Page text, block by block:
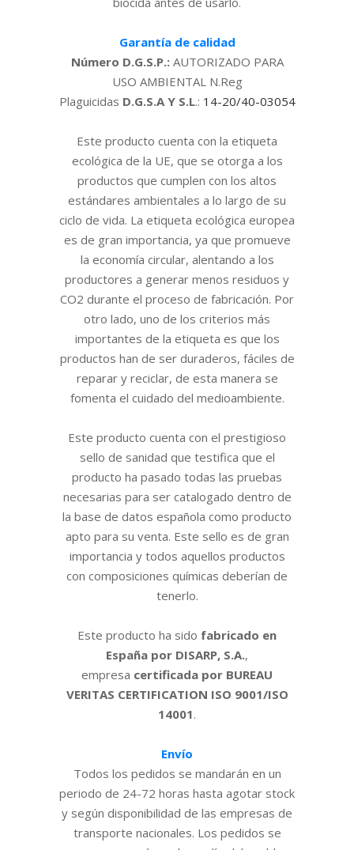
Garantía de calidad
Número D.G.S.P.:AUTORIZADO PARA
USO AMBIENTAL N.Reg
Plaguicidas D.G.S.A Y S.L.: 14-20/40-03054
Este producto cuenta con la etiqueta
ecológica de la UE, que se otorga a los
productos que cumplen con los altos
estándares ambientales a lo largo de su
ciclo de vida. La etiqueta ecológica europea
es de gran importancia, ya que promueve
la economía circular, alentando a los
productores a generar menos residuos y
CO2 durante el proceso de fabricación. Por
otro lado, uno de los criterios más
importantes de la etiqueta es que los
productos han de ser duraderos, fáciles de
reparar y reciclar, de esta manera se
fomenta el cuidado del medioambiente.
Este producto cuenta con el prestigioso
sello de sanidad que testifica que el
producto ha pasado todas las pruebas
necesarias para ser catalogado dentro de
la base de datos española como producto
apto para su venta. Este sello es de gran
importancia y todos aquellos productos
con composiciones químicas deberían de
tenerlo.
Este producto ha sido fabricado en
España por DISARP, S.A.,
empresa certificada por BUREAU
VERITAS CERTIFICATION ISO 9001/ISO
14001.
Envío
Todos los pedidos se mandarán en un
periodo de 24-72 horas hasta agotar stock
y según disponibilidad de las empresas de
transporte nacionales. Los pedidos se